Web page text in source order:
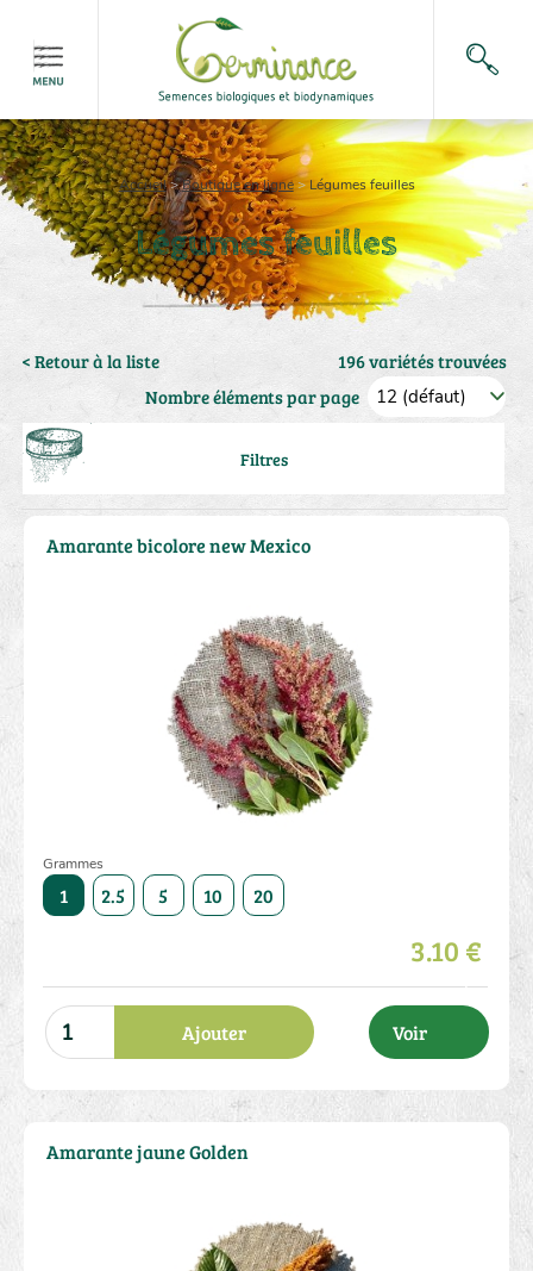
Accueil>Boutique en ligne>Légumes feuilles
Légumes feuilles
< Retour à la liste
196 variétés trouvées
Nombre éléments par page
Filtres
Grammes
1 2.5 5 10 20
3.10 €
Ajouter Voir
Amarante bicolore new Mexico
Amarante jaune Golden